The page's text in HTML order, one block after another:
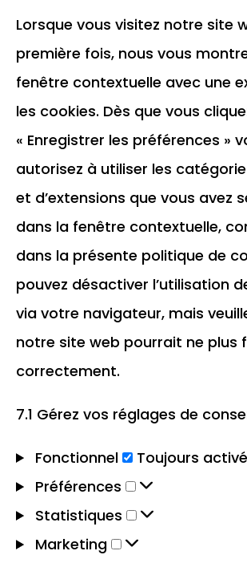
Lorsque vous visitez notre site
première fois, nous vous
fenêtre contextuelle avec une
les cookies. Dès que vous
« Enregistrer les préférences »
autorisez à utiliser les
et d’extensions que vous avez
dans la fenêtre contextuelle,
dans la présente politique de
pouvez désactiver l’utilisation
via votre navigateur, mais
notre site web pourrait ne plus
correctement.
7.1 Gérez vos réglages de
Fonctionnel Fonctionnel
Toujours
Préférences
Préférences
Statistiques
Statistiques
Marketing
Marketing